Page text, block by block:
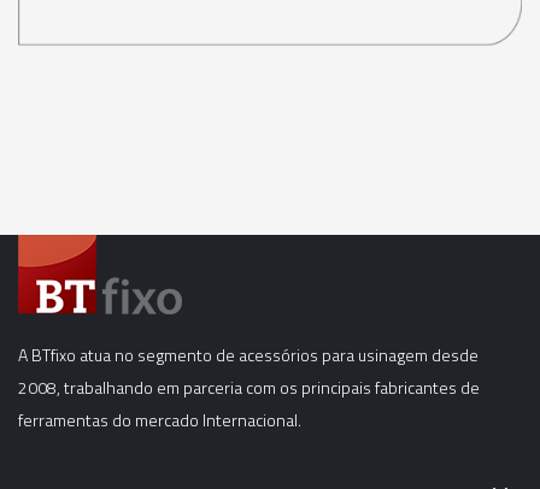
A BTfixo atua no segmento de acessórios para usinagem desde
2008, trabalhando em parceria com os principais fabricantes de
ferramentas do mercado Internacional.